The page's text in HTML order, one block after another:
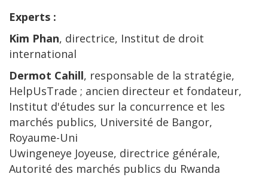
Experts :
Kim Phan, directrice, Institut de droit
international
Dermot Cahill, responsable de la stratégie,
HelpUsTrade ; ancien directeur et fondateur,
Institut d'études sur la concurrence et les
marchés publics, Université de Bangor,
Royaume-Uni
Uwingeneye Joyeuse, directrice générale,
Autorité des marchés publics du Rwanda